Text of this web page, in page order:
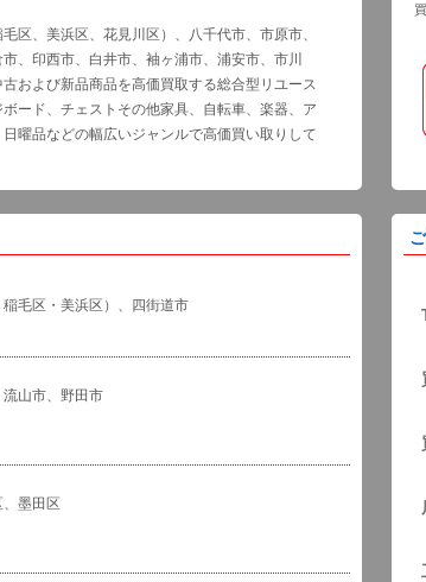
区、美浜区、花見川区）、八千代市、市原市、
、印西市、白井市、袖ヶ浦市、浦安市、市川
および新品商品を高価買取する総合型リユース
ード、チェストその他家具、自転車、楽器、ア
曜品などの幅広いジャンルで高価買い取りして
毛区・美浜区）、四街道市
山市、野田市
墨田区